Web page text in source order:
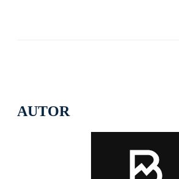
AUTOR